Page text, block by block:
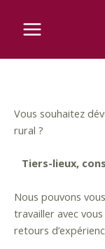
Menu
Vous souhaitez
rural ?
Tiers-lieux,
Nous pouvons
travailler avec
retours